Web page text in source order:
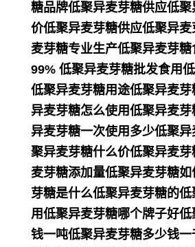
糖品牌低聚异麦芽糖供应低
价低聚异麦芽糖供应低聚异
麦芽糖专业生产低聚异麦芽
99% 低聚异麦芽糖批发食用
低聚异麦芽糖用途低聚异麦
异麦芽糖怎么使用低聚异麦
异麦芽糖一次使用多少低聚
聚异麦芽糖什么价低聚异麦
麦芽糖添加量低聚异麦芽糖
芽糖是什么低聚异麦芽糖的
用低聚异麦芽糖哪个牌子好
钱一吨低聚异麦芽糖多少钱